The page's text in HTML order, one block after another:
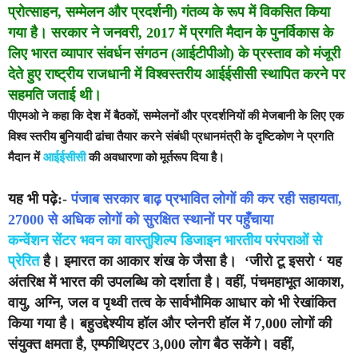
प्रोत्साहन, सम्मेलन और प्रदर्शनी) गंतव्य के रूप में विकसित किया
गया है। सरकार ने जनवरी, 2017 में प्रगति मैदान के पुनर्विकास के
लिए भारत व्यापार संवर्धन संगठन (आईटीपीओ) के प्रस्ताव को मंजूरी
देते हुए राष्ट्रीय राजधानी में विश्वस्तरीय आईईसीसी स्थापित करने पर
सहमति जताई थी।
पीएमओ ने कहा कि देश में बैठकों, सम्मेलनों और प्रदर्शनियों की मेजबानी के लिए एक
विश्व स्तरीय बुनियादी ढांचा तैयार करने संबंधी प्रधानमंत्री के दृष्टिकोण ने प्रगति
मैदान मेंआईईसीसीकी अवधारणा को मूर्तरूप दिया है।
यह भी पढ़े:-पंजाब सरकार बाढ़ प्रभावित लोगों की कर रही सहायता,
27000 से अधिक लोगों को सुरक्षित स्थानों पर पहुँचाया
कन्वेंशन सेंटर भवन का वास्तुशिल्प डिजाइन भारतीय परंपराओं से
प्रेरितहै। इमारत का आकार शंख के जैसा है। ‘जीरो टू इसरो ‘ यह
अंतरिक्ष में भारत की उपलब्धि को दर्शाता है। वहीं, पंचमहाभूत आकाश,
वायु, अग्नि, जल व पृथ्वी तत्व के सार्वभौमिक आधार को भी रेखांकित
किया गया है। बहुउद्देश्यीय हॉल और प्लेनरी हॉल में 7,000 लोगों की
संयुक्त क्षमता है, एम्फीथिएटर 3,000 लोग बैठ सकेंगे। वहीं,